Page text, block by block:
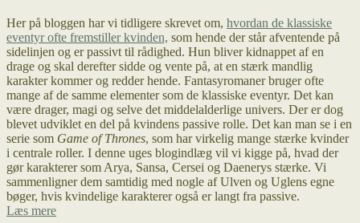
Her på bloggen har vi tidligere skrevet om, hvordan de klassiske
eventyr ofte fremstiller kvinden, som hende der står afventende på
sidelinjen og er passivt til rådighed. Hun bliver kidnappet af en
drage og skal derefter sidde og vente på, at en stærk mandlig
karakter kommer og redder hende. Fantasyromaner bruger ofte
mange af de samme elementer som de klassiske eventyr. Det kan
være drager, magi og selve det middelalderlige univers. Der er dog
blevet udviklet en del på kvindens passive rolle. Det kan man se i en
serie som Game of Thrones, som har virkelig mange stærke kvinder
i centrale roller. I denne uges blogindlæg vil vi kigge på, hvad der
gør karakterer som Arya, Sansa, Cersei og Daenerys stærke. Vi
sammenligner dem samtidig med nogle af Ulven og Uglens egne
bøger, hvis kvindelige karakterer også er langt fra passive.
Læs mereGame